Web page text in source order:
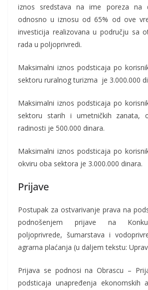
iznos sredstava na ime poreza na
odnosno u iznosu od 65% od ove
investicija realizovana u području sa
rada u poljoprivredi.
Maksimalni iznos podsticaja po
sektoru ruralnog turizma je 3.000.000
Maksimalni iznos podsticaja po
sektoru starih i umetničkih zanata,
radinosti je 500.000 dinara.
Maksimalni iznos podsticaja po
okviru oba sektora je 3.000.000 dinara.
Prijave
Postupak za ostvarivanje prava na
podnošenjem prijave na
poljoprivrede, šumarstava i
agrarna plaćanja (u daljem tekstu:
Prijava se podnosi na Obrascu –
podsticaja unapređenja ekonomskih